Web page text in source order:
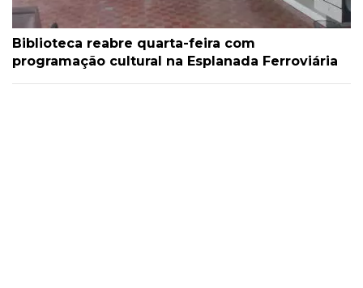
Biblioteca reabre quarta-feira com
programação cultural na Esplanada Ferroviária